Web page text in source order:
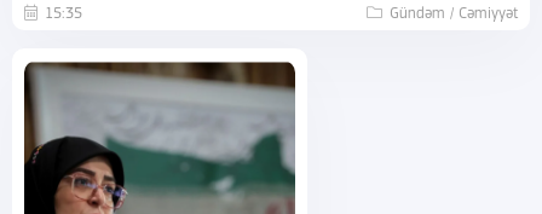
15:35 Gündəm / Cəmiyyət